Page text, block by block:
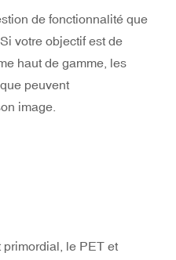
de fonctionnalité que
votre objectif est de
haut de gamme, les
peuvent
image.
le PET et